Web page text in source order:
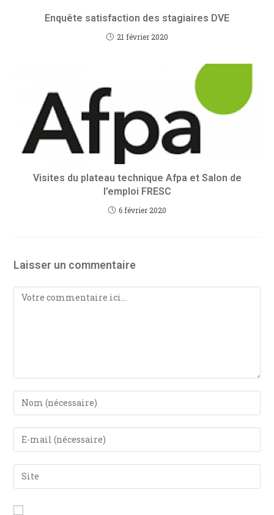
Enquête satisfaction des stagiaires DVE
21 février 2020
Visites du plateau technique Afpa et Salon de
l’emploi FRESC
6 février 2020
Laisser un commentaire